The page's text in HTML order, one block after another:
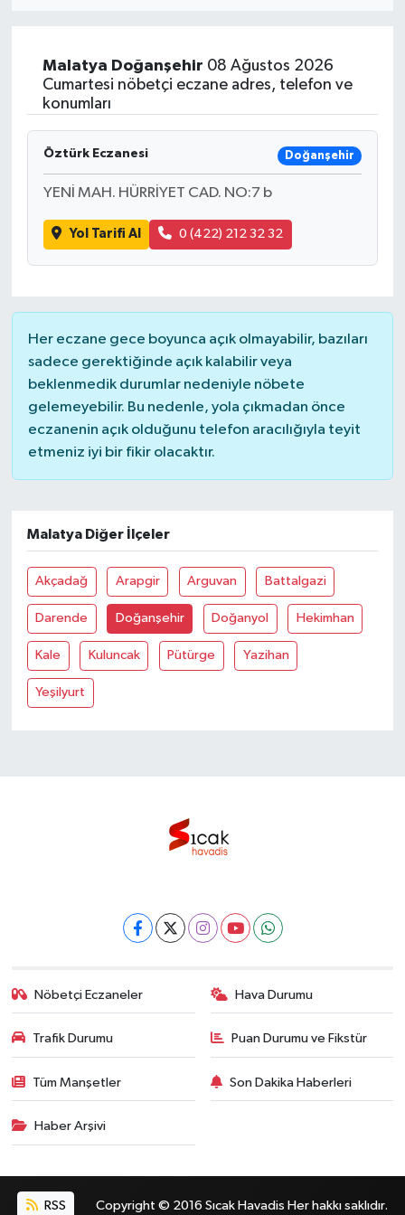
Malatya Doğanşehir 08 Ağustos 2026
Cumartesi nöbetçi eczane adres, telefon ve
konumları
Öztürk Eczanesi Doğanşehir
YENİ MAH. HÜRRİYET CAD. NO:7 b
Yol Tarifi Al 0 (422) 212 32 32
Her eczane gece boyunca açık olmayabilir, bazıları
sadece gerektiğinde açık kalabilir veya
beklenmedik durumlar nedeniyle nöbete
gelemeyebilir. Bu nedenle, yola çıkmadan önce
eczanenin açık olduğunu telefon aracılığıyla teyit
etmeniz iyi bir fikir olacaktır.
Malatya Diğer İlçeler
Akçadağ Arapgir Arguvan Battalgazi
Darende Doğanşehir Doğanyol Hekimhan
Kale Kuluncak Pütürge Yazihan
Yeşilyurt
Nöbetçi Eczaneler Hava Durumu
Trafik Durumu Puan Durumu ve Fikstür
Tüm Manşetler Son Dakika Haberleri
Haber Arşivi
RSS Copyright © 2016 Sıcak Havadis Her hakkı saklıdır.
Sağlık
Magazin
Gündem
Kültür & Sanat
Teknoloji
Bilim
Genel
Bilim, Teknoloji